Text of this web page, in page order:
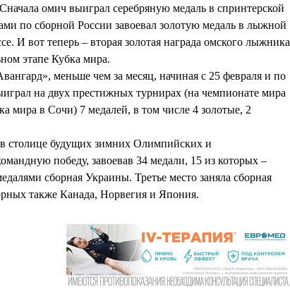
омич выиграл серебряную медаль в спринтерской
по сборной России завоевал золотую медаль в лыжной
И вот теперь – вторая золотая награда омского лыжника
этапе Кубка мира.
меньше чем за месяц, начиная с 25 февраля и по
на двух престижных турнирах (на чемпионате мира
мира в Сочи) 7 медалей, в том числе 4 золотые, 2
столице будущих зимних Олимпийских и
победу, завоевав 34 медали, 15 из которых –
сборная Украины. Третье место заняла сборная
также Канада, Норвегия и Япония.